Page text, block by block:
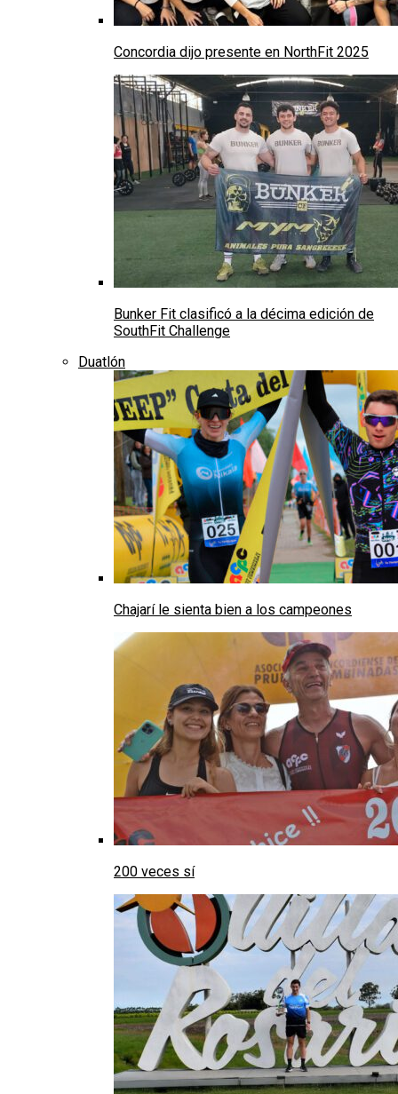
Concordia dijo presente en NorthFit 2025
Bunker Fit clasificó a la décima edición de
SouthFit Challenge
Duatlón
Chajarí le sienta bien a los campeones
200 veces sí